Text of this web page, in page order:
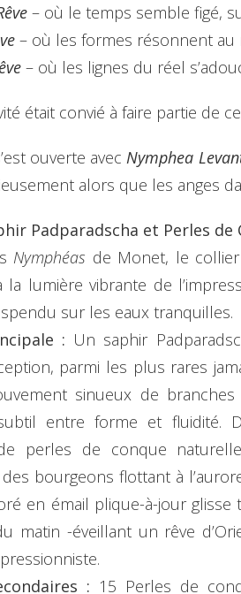
– où le temps semble figé,
– où les formes résonnent au
– où les lignes du réel
était convié à faire partie de
ouverte avec Nymphea
alors que les anges
Padparadscha et Perles de
Nymphéas de Monet, le
la lumière vibrante de
sur les eaux tranquilles.
: Un saphir
parmi les plus rares
sinueux de
entre forme et fluidité.
perles de conque
bourgeons flottant à
en émail plique-à-jour
matin -éveillant un rêve
: 15 Perles de